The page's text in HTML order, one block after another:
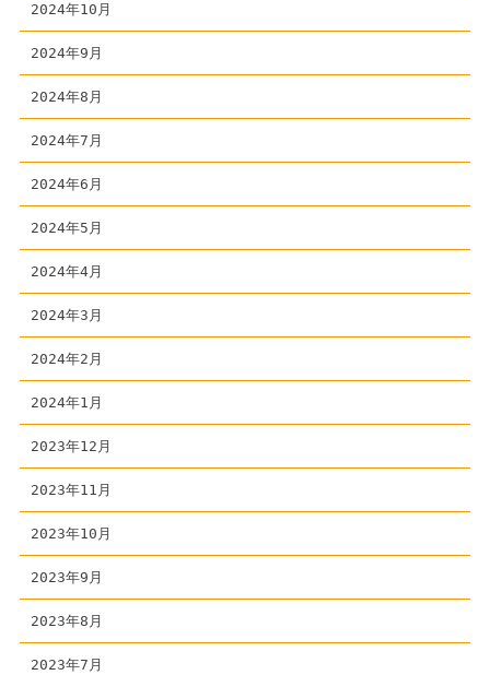
2024年10月
2024年9月
2024年8月
2024年7月
2024年6月
2024年5月
2024年4月
2024年3月
2024年2月
2024年1月
2023年12月
2023年11月
2023年10月
2023年9月
2023年8月
2023年7月